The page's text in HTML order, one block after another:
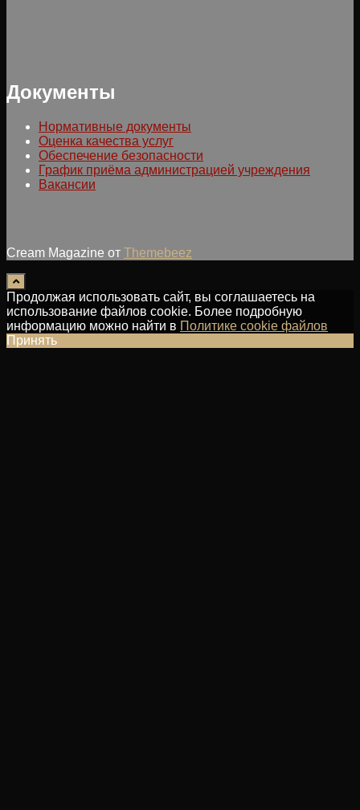
Документы
Нормативные документы
Оценка качества услуг
Обеспечение безопасности
График приёма администрацией учреждения
Вакансии
Cream Magazine от Themebeez
Продолжая использовать сайт, вы соглашаетесь на
использование файлов cookie. Более подробную
информацию можно найти в Политике cookie файлов
Принять